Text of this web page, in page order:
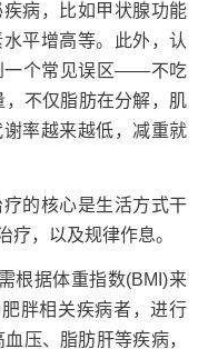
病，比如甲状腺功能
平增高等。此外，认
一个常见误区——不吃
，不仅脂肪在分解，肌
率越来越低，减重就
的核心是生活方式干
疗，以及规律作息。
据体重指数(BMI)来
胖相关疾病者，进行
压、脂肪肝等疾病，